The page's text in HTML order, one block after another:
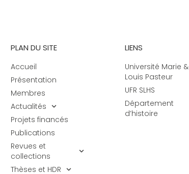
PLAN DU SITE
Accueil
Présentation
Membres
Actualités
Projets financés
Publications
Revues et
collections
Thèses et HDR
LIENS
Université Marie &
Louis Pasteur
UFR SLHS
Département
d’histoire